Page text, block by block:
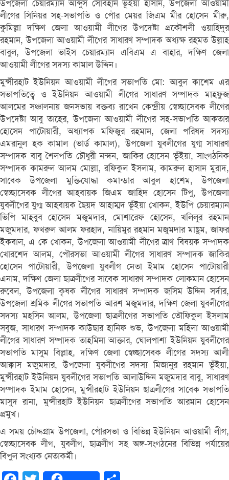
উপজেলা চেয়ারম্যান আব্দুস সোবহান ভূঁইয়া হাসান, উপজেলা আওয়ামী
লীগের সিনিয়র সহ-সভাপতি ও পৌর মেয়র জিএম মীর হোসেন মীরু,
কুমিল্লা দক্ষিণ জেলা আওয়ামী লীগের উপদেষ্টা প্রকৌশলী ওয়াহিদুর
রহমান, উপজেলা আওয়ামী লীগের সাধারণ সম্পাদক অধ্যক্ষ রহমত উল্লাহ
বাবুল, উপজেলা ভাইস চেয়ারম্যান এবিএম এ বাহার, দক্ষিণ জেলা
আওয়ামী লীগের সদস্য কামাল উদ্দিন।
মুন্সীরহাট ইউনিয়ন আওয়ামী লীগের সভাপতি মো: আবুল কাশেম এর
সভাপতিত্বে ও ইউনিয়ন আওয়ামী লীগের সাধারণ সম্পাদক মাহফুজ
আলমের সঞ্চালনায় জনসভায় বক্তব্য রাখেন কেন্দ্রীয় স্বেচ্ছাসেবক লীগের
উপদেষ্টা আবু তাহের, উপজেলা আওয়ামী লীগের সহ-সভাপতি আকতার
হোসেন পাটোয়ারী, অধ্যাপক মফিজুর রহমান, জেলা পরিষদ সদস্য
এমরানুল হক কামাল (ভার্ড কামাল), উপজেলা যুবলীগের যুগ্ম সাধারণ
সম্পাদক বাবু শৈলপতি চৌধুরী নন্দন, জাকির হোসেন ভূঁইয়া, সাংগঠনিক
সম্পাদক কামরুল আলম মোল্লা, রফিকুল ইসলাম, কামরুল হাসান মুরাদ,
সাবেক উপজেলা মুক্তিযোদ্ধা কমান্ডার আবুল হাশেম, উপজেলা
স্বেচ্ছাসেবক লীগের আহবায়ক জিএম জাহিদ হোসেন টিপু, উপজেলা
যুবলীগের যুগ্ম আহবায়ক ছৈয়দ আহাম্মদ ভূঁইয়া খোকন, ইউপি চেয়ারম্যান
ভিপি মাহবুব হোসেন মজুমদার, মোশারেফ হোসেন, খলিলুর রহমান
মজুমদার, ফখরুল আলম ফরহাদ, নায়িমুর রহমান মজুমদার মাছুম, জাফর
ইকবাল, এ কে খোকন, উপজেলা আওয়ামী লীগের ত্রাণ বিষয়ক সম্পাদক
খোরশেদ আলম, পৌরসভা আওয়ামী লীগের সাধারণ সম্পাদক জাকির
হোসেন পাটোয়ারী, উপজেলা যুবলীগ নেতা ইমাম হোসেন পাটোয়ারী
এনাম, দক্ষিণ জেলা ছাত্রলীগের সাবেক সাধারণ সম্পাদক লোকমান হোসেন
রুবেল, উপজেলা কৃষক লীগের সাধারণ সম্পাদক জসিম উদ্দিন সর্দার,
উপজেলা শ্রমিক লীগের সভাপতি আরশ মজুমদার, দক্ষিণ জেলা যুবলীগের
সদস্য মহসিন আলম, উপজেলা ছাত্রলীগের সভাপতি তৌফিকুল ইসলাম
সবুজ, সাধারণ সম্পাদক কাউছার হানিফ শুভ, উপজেলা মহিলা আওয়ামী
লীগের সাধারণ সম্পাদক তাহমিনা আক্তার, ঘোলপাশা ইউনিয়ন যুবলীগের
সভাপতি মাসুম বিল্লাহ, দক্ষিণ জেলা স্বেচ্ছাসেবক লীগের সদস্য আলী
আক্কাস মজুমদার, উপজেলা যুবলীগের সদস্য মিজানুর রহমান ভূঁইয়া,
মুন্সীরহাট ইউনিয়ন যুবলীগের সভাপতি আলাউদ্দিন মজুমদার বাবু, সাধারণ
সম্পাদক ইমাম হোসেন, মুন্সীরহাট ইউনিয়ন ছাত্রলীগের সাবেক সভাপতি
মাসুদ রানা, মুন্সীরহাট ইউনিয়ন ছাত্রলীগের সভাপতি আরমান হোসেন
প্রমুখ।
এ সময় চৌদ্দগ্রাম উপজেলা, পৌরসভা ও বিভিন্ন ইউনিয়ন আওয়ামী লীগ,
স্বেচ্ছাসেবক লীগ, যুবলীগ, ছাত্রলীগ সহ অঙ্গ-সংগঠনের বিভিন্ন পর্যায়ের
বিপুল সংখ্যক নেতাকর্মী।